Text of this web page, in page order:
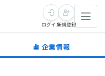
ログイン新規登録
企業情報